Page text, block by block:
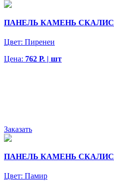
ПАНЕЛЬ КАМЕНЬ
Цвет: Пиренеи
Цена: 762 Р. | шт
Заказать
ПАНЕЛЬ КАМЕНЬ
Цвет: Памир